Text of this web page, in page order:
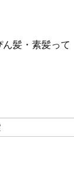
ん髪・素髪っ